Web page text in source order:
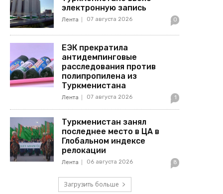
электронную запись
Лента 07 августа 2026 0
ЕЭК прекратила
антидемпинговые
расследования против
полипропилена из
Туркменистана
Лента 07 августа 2026 1
Туркменистан занял
последнее место в ЦА в
Глобальном индексе
релокации
Лента 06 августа 2026 8
Загрузить больше